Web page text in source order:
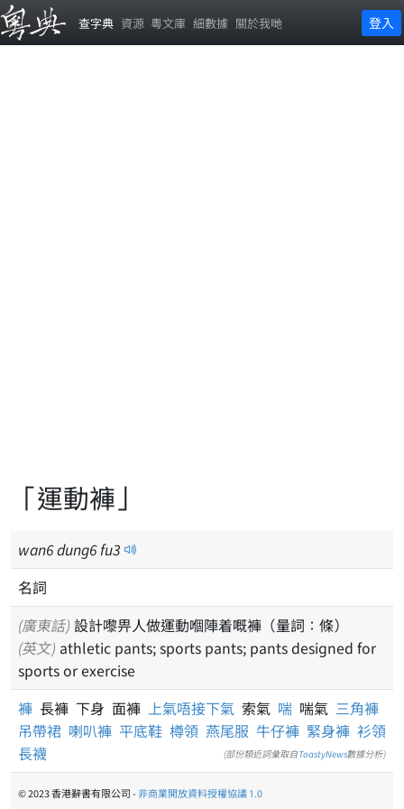
查字典 資源 粵文庫 細數據 關於我哋 登入
「運動褲」
wan6dung6fu3
名詞
(廣東話) 設計嚟畀人做運動嗰陣着嘅褲（量詞：條）
(英文) athletic pants; sports pants; pants designed for
sports or exercise
褲 長褲 下身 面褲 上氣唔接下氣 索氣 喘 喘氣 三角褲
吊帶裙 喇叭褲 平底鞋 樽領 燕尾服 牛仔褲 緊身褲 衫領
長襪
(部份類近詞彙取自ToastyNews數據分析)
© 2023 香港辭書有限公司 -非商業開放資料授權協議 1.0